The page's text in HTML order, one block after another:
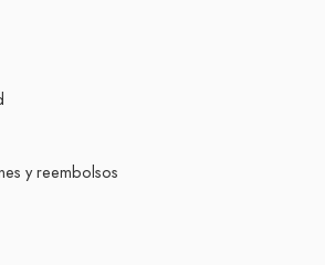
y reembolsos